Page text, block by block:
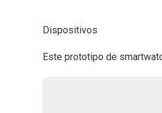
Dispositivos
Este prototipo de